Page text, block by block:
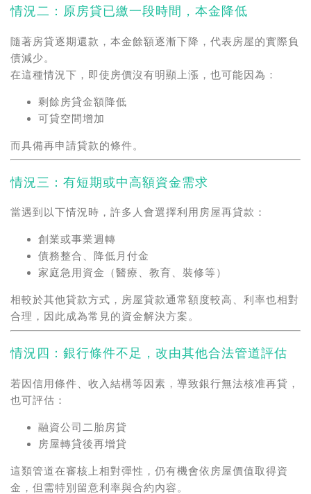
情況二：原房貸已繳一段時間，本金降低
隨著房貸逐期還款，本金餘額逐漸下降，代表房屋的實際負
債減少。
在這種情況下，即使房價沒有明顯上漲，也可能因為：
剩餘房貸金額降低
可貸空間增加
而具備再申請貸款的條件。
情況三：有短期或中高額資金需求
當遇到以下情況時，許多人會選擇利用房屋再貸款：
創業或事業週轉
債務整合
、降低月付金
家庭急用資金（醫療、教育、裝修等）
相較於其他貸款方式，房屋貸款通常額度較高、利率也相對
合理，因此成為常見的資金解決方案。
情況四：銀行條件不足，改由其他合法管道評估
若因信用條件、收入結構等因素，導致銀行無法核准再貸，
也可評估：
融資公司二胎房貸
房屋轉貸後再增貸
這類管道在審核上相對彈性，仍有機會依房屋價值取得資
金，但需特別留意利率與合約內容。